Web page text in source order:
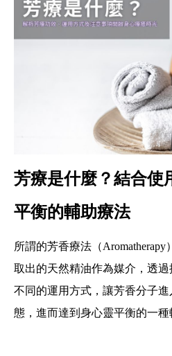
芳療是什麼？結合使
平衡的輔助療法
所謂的芳香療法（
取出的天然精油作為媒介，透
不同的運用方式，讓芳香分子
態，進而達到身心靈平衡的一種